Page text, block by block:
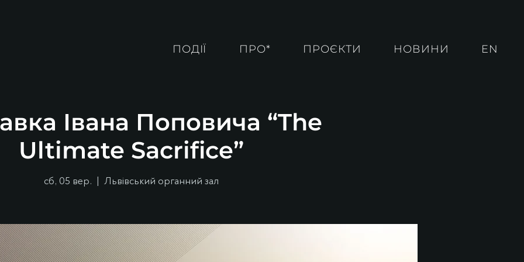
ПОДІЇ ПРО* ПРОЄКТИ НОВИНИ EN
Івана Поповича “The
Ultimate Sacrifice”
сб, 05 вер.
  |
Львівський органний зал